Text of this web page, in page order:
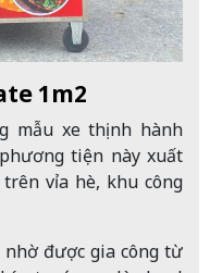
1m2
mẫu xe thịnh hành
tiện này xuất
vỉa hè, khu công
nhờ được gia công từ